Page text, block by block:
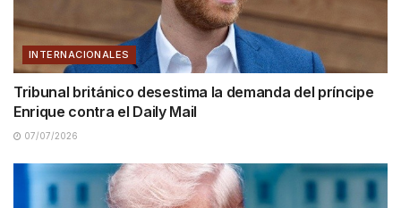
INTERNACIONALES
Tribunal británico desestima la demanda del príncipe
Enrique contra el Daily Mail
07/07/2026